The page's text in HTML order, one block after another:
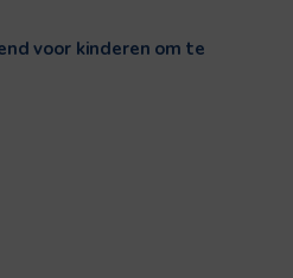
voor kinderen om te